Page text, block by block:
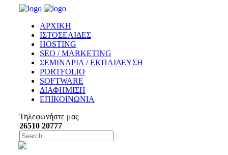
ΑΡΧΙΚΗ
ΙΣΤΟΣΕΛΙΔΕΣ
HOSTING
SEO / MARKETING
ΣΕΜΙΝΑΡΙΑ / ΕΚΠΑΙΔΕΥΣΗ
PORTFOLIO
SOFTWARE
ΔΙΑΦΗΜΙΣΗ
ΕΠΙΚΟΙΝΩΝΙΑ
Τηλεφωνήστε μας
26510 20777